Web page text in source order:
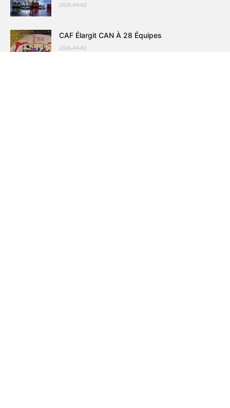
2026-04-02
CAF Élargit CAN À 28 Équipes
2026-04-02